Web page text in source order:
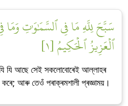
سَبَّحَ لِلَّهِ مَا فِي ٱلسَّمَٰوَٰتِ وَمَا
ٱلۡعَزِيزُ ٱلۡحَكِيمُ [١]
যি আছে সেই সকলোবোৰেই আল্লাহৰ
আৰু তেওঁ পৰাক্ৰমশালী প্ৰজ্ঞাময়।